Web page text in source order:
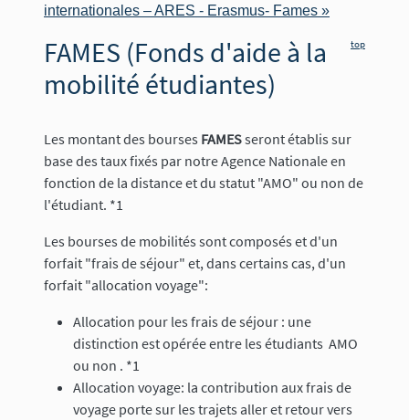
internationales – ARES - Erasmus- Fames »
top
FAMES (Fonds d'aide à la
mobilité étudiantes)
Les montant des bourses FAMESseront établis sur
base des taux fixés par notre Agence Nationale en
fonction de la distance et du statut "AMO" ou non de
l'étudiant. *1
Les bourses de mobilités sont composés et d'un
forfait "frais de séjour" et, dans certains cas, d'un
forfait "allocation voyage":
Allocation pour les frais de séjour : une
distinction est opérée entre les étudiants AMO
ou non . *1
Allocation voyage: la contribution aux frais de
voyage porte sur les trajets aller et retour vers